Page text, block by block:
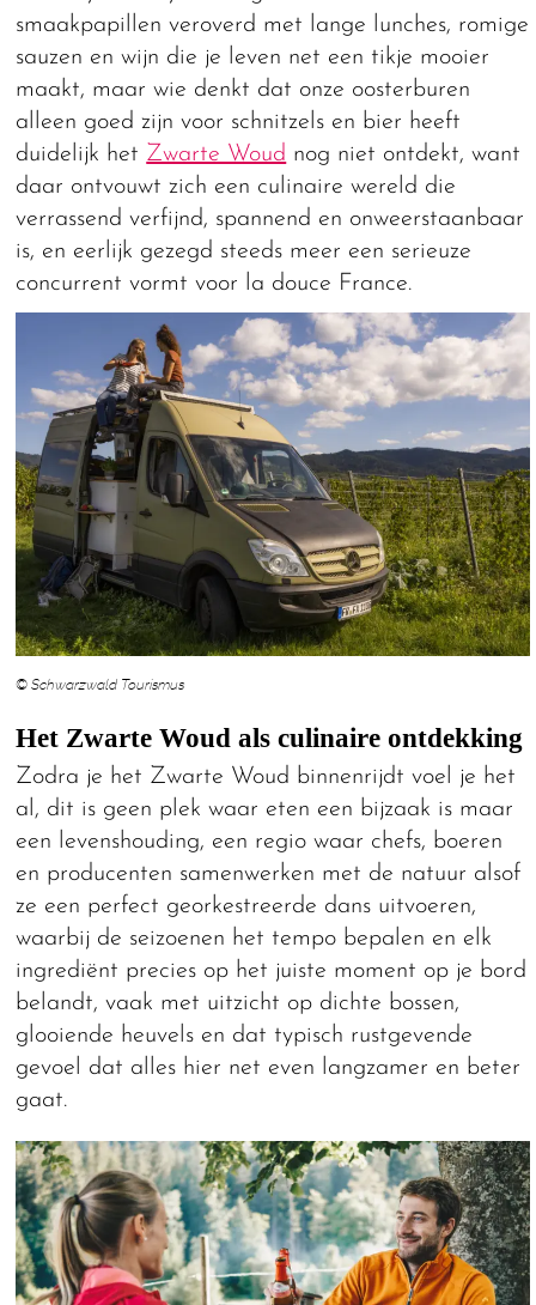
smaakpapillen veroverd met lange lunches, romige
sauzen en wijn die je leven net een tikje mooier
maakt, maar wie denkt dat onze oosterburen
alleen goed zijn voor schnitzels en bier heeft
duidelijk het Zwarte Woud nog niet ontdekt, want
daar ontvouwt zich een culinaire wereld die
verrassend verfijnd, spannend en onweerstaanbaar
is, en eerlijk gezegd steeds meer een serieuze
concurrent vormt voor la douce France.
© Schwarzwald Tourismus
Het Zwarte Woud als culinaire ontdekking
Zodra je het Zwarte Woud binnenrijdt voel je het
al, dit is geen plek waar eten een bijzaak is maar
een levenshouding, een regio waar chefs, boeren
en producenten samenwerken met de natuur alsof
ze een perfect georkestreerde dans uitvoeren,
waarbij de seizoenen het tempo bepalen en elk
ingrediënt precies op het juiste moment op je bord
belandt, vaak met uitzicht op dichte bossen,
glooiende heuvels en dat typisch rustgevende
gevoel dat alles hier net even langzamer en beter
gaat.